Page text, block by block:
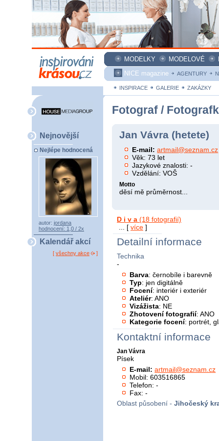
MODELKY MODELOVÉ
NICE magazine
AGENTURY
INSPIRACE GALERIE ZAKÁZKY
Nejnovější
Nejlépe hodnocená
autor: jordana
hodnocení: 1,0 / 2x
Kalendář akcí
[ všechny akce ]
Fotograf /
Jan Vávra (hetete)
E-mail: artmail@seznam.cz
Věk: 73 let
Jazykové znalosti: -
Vzdělání: VOŠ
Motto
děsí mě průměrnost...
D i v a (18 fotografií)
... [ více ]
Detailní informace
Technika
-
Barva: černobíle i barevně
Typ: jen digitálně
Focení: interiér i exteriér
Ateliér: ANO
Vizážista: NE
Zhotovení fotografií: ANO
Kategorie focení: portrét,
Kontaktní informace
Jan Vávra
Písek
E-mail:artmail@seznam.cz
Mobil: 603516865
Telefon: -
Fax: -
Oblast působení - Jihočeský